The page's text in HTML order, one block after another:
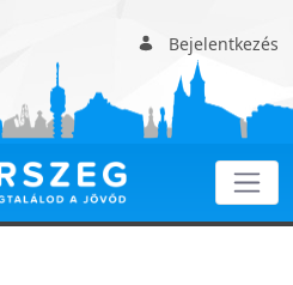
Bejelentkezés
és